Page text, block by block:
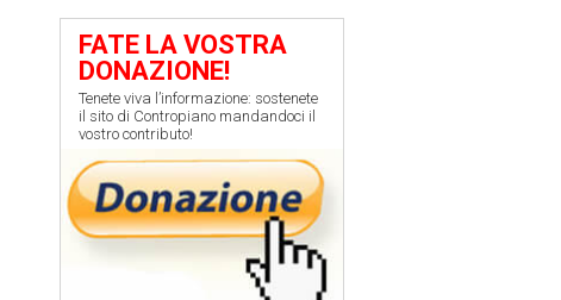
FATE LA VOSTRA
DONAZIONE!
Tenete viva l’informazione: sostenete
il sito di Contropiano mandandoci il
vostro contributo!